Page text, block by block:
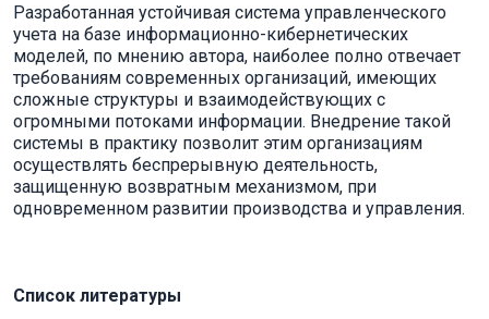
Разработанная устойчивая система управленческого
учета на базе информационно-кибернетических
моделей, по мнению автора, наиболее полно отвечает
требованиям современных организаций, имеющих
сложные структуры и взаимодействующих с
огромными потоками информации. Внедрение такой
системы в практику позволит этим организациям
осуществлять беспрерывную деятельность,
защищенную возвратным механизмом, при
одновременном развитии производства и управления.
Список литературы